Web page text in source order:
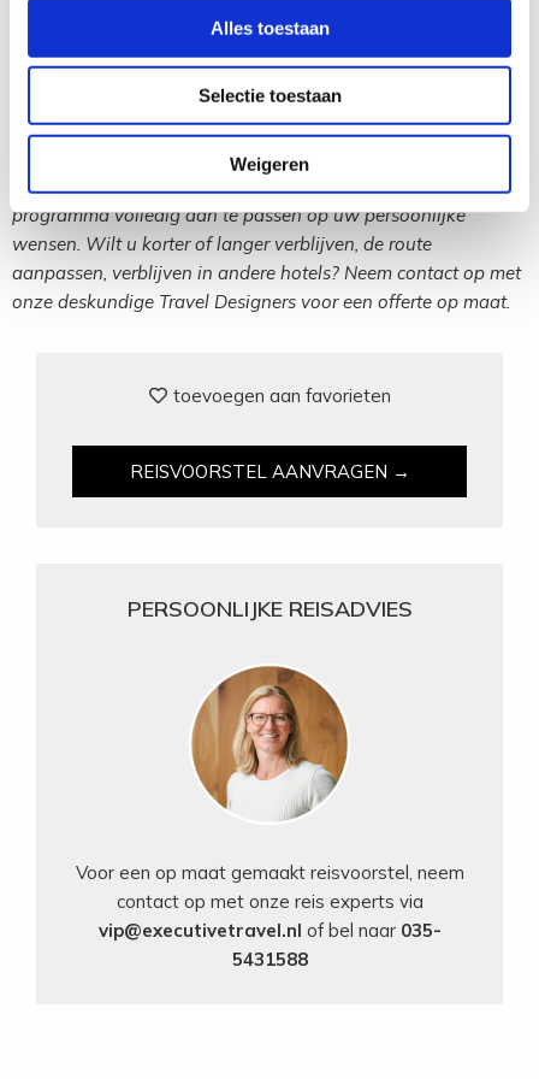
Alles toestaan
Selectie toestaan
Weigeren
Dag 19: Aankomst in Amsterdam
Einde van een fantastische reis door het wilde westen van
Amerika.
Gezien het individuele karakter van deze reis, is het
programma volledig aan te passen op uw persoonlijke
wensen. Wilt u korter of langer verblijven, de route
aanpassen, verblijven in andere hotels? Neem contact op met
onze deskundige Travel Designers voor een offerte op maat.
toevoegen aan favorieten
REISVOORSTEL AANVRAGEN →
PERSOONLIJKE REISADVIES
Voor een op maat gemaakt reisvoorstel, neem
contact op met onze reis experts via
vip@executivetravel.nl of bel naar 035-
5431588